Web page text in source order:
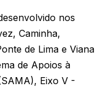
nos
Caminha,
de Lima e Viana
de Apoios à
Eixo V -